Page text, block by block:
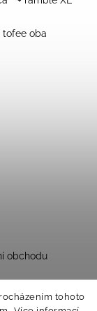
tohoto
oba
obchodu